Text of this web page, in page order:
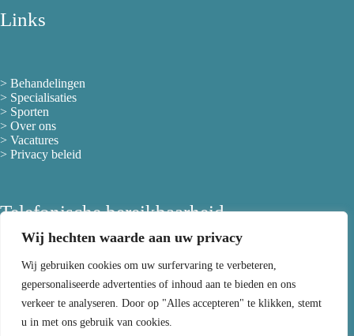
Wij hechten waarde aan uw privacy
Wij gebruiken cookies om uw surfervaring te verbeteren,
gepersonaliseerde advertenties of inhoud aan te bieden en ons
verkeer te analyseren. Door op "Alles accepteren" te klikken, stemt
u in met ons gebruik van cookies.
Links
> Behandelingen
> Specialisaties
> Sporten
> Over ons
> Vacatures
> Privacy beleid
Telefonische bereikbaarheid
maandag
08:00 - 12:00 / 13:30 - 21:00
dinsdag
08:00 - 12:00 / 13:30 - 21:00
woensdag
08:00 - 12:00 / 13:30 - 21:00
donderdag
08:00 - 12:00 / 13:30 - 21:00
08:00 - 12:00 / 13:30 - 16:00